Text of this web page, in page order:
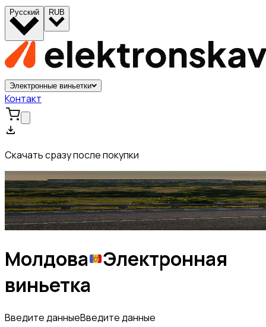
Русский RUB
Электронные виньетки
Контакт
Скачать сразу после покупки
Молдова
Электронная
виньетка
Введите данныеВведите данные